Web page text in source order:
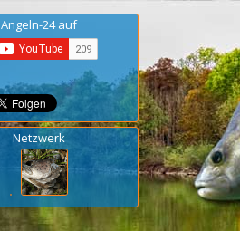
Angeln-24 auf
Netzwerk